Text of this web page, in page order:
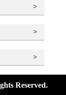
>
>
>
Reserved.